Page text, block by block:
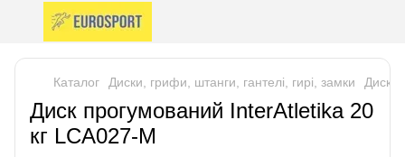
Каталог Диски, грифи, штанги, гантелі, гирі, замки Диски
Диск прогумований InterAtletika 20
кг LCA027-M